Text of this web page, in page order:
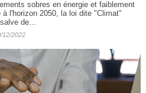
sobres en énergie et faiblement
l'horizon 2050, la loi dite "Climat"
de...
12/2022